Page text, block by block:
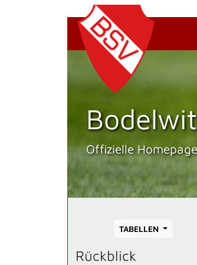
Offizielle Homepage
TABELLEN
Rückblick